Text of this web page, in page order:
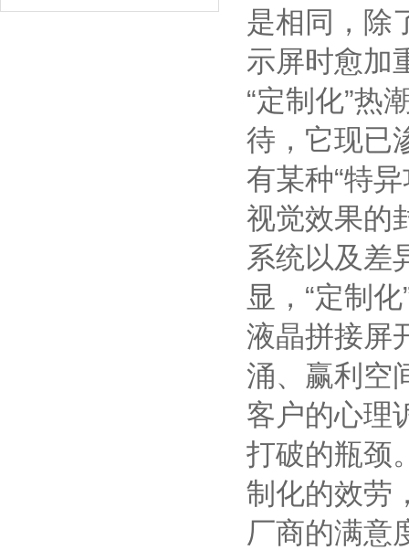
是相同，除
示屏时愈加
“定制化”热
待，它现已
有某种“特
视觉效果的
系统以及
显，“定制
液晶拼接屏
涌、赢利空
客户的心理
打破的瓶颈
制化的效劳
厂商的满意